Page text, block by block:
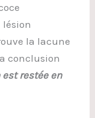
la lacune
conclusion
restée en